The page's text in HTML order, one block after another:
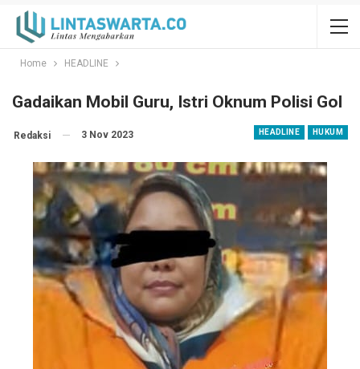
Home HEADLINE
Gadaikan Mobil Guru, Istri Oknum Polisi Gol
HEADLINE HUKUM
Redaksi 3 Nov 2023